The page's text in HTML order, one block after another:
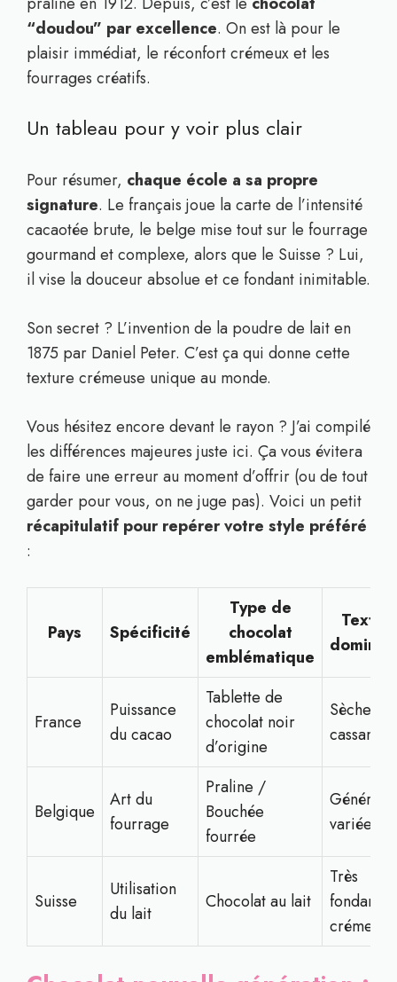
“doudou” par excellence. On est là pour le
plaisir immédiat, le réconfort crémeux et les
fourrages créatifs.
Un tableau pour y voir plus clair
Pour résumer, chaque école a sa propre
signature. Le français joue la carte de l’intensité
cacaotée brute, le belge mise tout sur le fourrage
gourmand et complexe, alors que le Suisse ? Lui,
il vise la douceur absolue et ce fondant inimitable.
Son secret ? L’invention de la poudre de lait en
1875 par Daniel Peter. C’est ça qui donne cette
texture crémeuse unique au monde.
Vous hésitez encore devant le rayon ? J’ai compilé
les différences majeures juste ici. Ça vous évitera
de faire une erreur au moment d’offrir (ou de tout
garder pour vous, on ne juge pas). Voici un petit
récapitulatif pour repérer votre style préféré
:
Pays Spécificité
Type de
chocolat
emblématique
France
Puissance
du cacao
Tablette de
chocolat noir
d’origine
Sèche,
cassante
Belgique
Art du
fourrage
Praline /
Bouchée
fourrée
variée
Suisse
Utilisation
du lait
Chocolat au lait
Très
fondante,
crémeuse